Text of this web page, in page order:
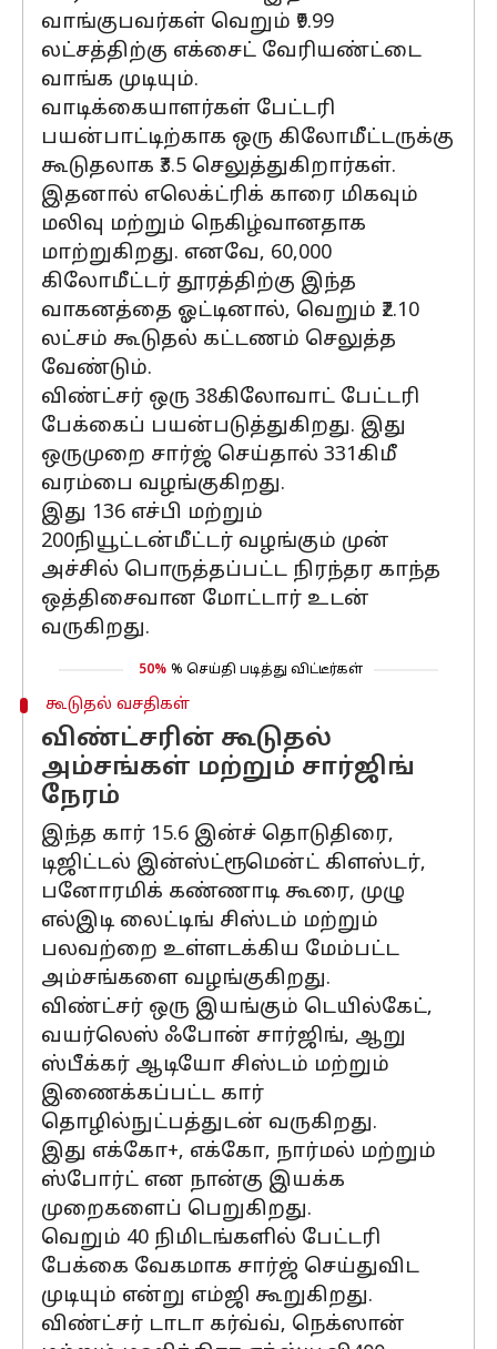
வாங்குபவர்கள் வெறும் ₹9.99
லட்சத்திற்கு எக்சைட் வேரியண்ட்டை
வாங்க முடியும்.
வாடிக்கையாளர்கள் பேட்டரி
பயன்பாட்டிற்காக ஒரு கிலோமீட்டருக்கு
கூடுதலாக ₹3.5 செலுத்துகிறார்கள்.
இதனால் எலெக்ட்ரிக் காரை மிகவும்
மலிவு மற்றும் நெகிழ்வானதாக
மாற்றுகிறது. எனவே, 60,000
கிலோமீட்டர் தூரத்திற்கு இந்த
வாகனத்தை ஓட்டினால், வெறும் ₹2.10
லட்சம் கூடுதல் கட்டணம் செலுத்த
வேண்டும்.
விண்ட்சர் ஒரு 38கிலோவாட் பேட்டரி
பேக்கைப் பயன்படுத்துகிறது. இது
ஒருமுறை சார்ஜ் செய்தால் 331கிமீ
வரம்பை வழங்குகிறது.
இது 136 எச்பி மற்றும்
200நியூட்டன்மீட்டர் வழங்கும் முன்
அச்சில் பொருத்தப்பட்ட நிரந்தர காந்த
ஒத்திசைவான மோட்டார் உடன்
வருகிறது.
50% % செய்தி படித்து விட்டீர்கள்
கூடுதல் வசதிகள்
விண்ட்சரின் கூடுதல்
அம்சங்கள் மற்றும் சார்ஜிங்
நேரம்
இந்த கார் 15.6 இன்ச் தொடுதிரை,
டிஜிட்டல் இன்ஸ்ட்ரூமென்ட் கிளஸ்டர்,
பனோரமிக் கண்ணாடி கூரை, முழு
எல்இடி லைட்டிங் சிஸ்டம் மற்றும்
பலவற்றை உள்ளடக்கிய மேம்பட்ட
அம்சங்களை வழங்குகிறது.
விண்ட்சர் ஒரு இயங்கும் டெயில்கேட்,
வயர்லெஸ் ஃபோன் சார்ஜிங், ஆறு
ஸ்பீக்கர் ஆடியோ சிஸ்டம் மற்றும்
இணைக்கப்பட்ட கார்
தொழில்நுட்பத்துடன் வருகிறது.
இது எக்கோ+, எக்கோ, நார்மல் மற்றும்
ஸ்போர்ட் என நான்கு இயக்க
முறைகளைப் பெறுகிறது.
வெறும் 40 நிமிடங்களில் பேட்டரி
பேக்கை வேகமாக சார்ஜ் செய்துவிட
முடியும் என்று எம்ஜி கூறுகிறது.
விண்ட்சர் டாடா கர்வ்வ், நெக்ஸான்